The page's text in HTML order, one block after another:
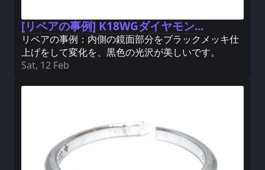
[リペアの事例] K18WGダイヤモン...
リペアの事例：内側の鏡面部分をブラックメッキ仕
上げをして変化を、黒色の光沢が美しいです。
Sat, 12 Feb